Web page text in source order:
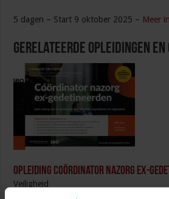
5 dagen – Start 9 oktober 2025 – Meer
Gerelateerde Opleidingen en
Opleiding Coördinator nazorg ex-
Veiligheid